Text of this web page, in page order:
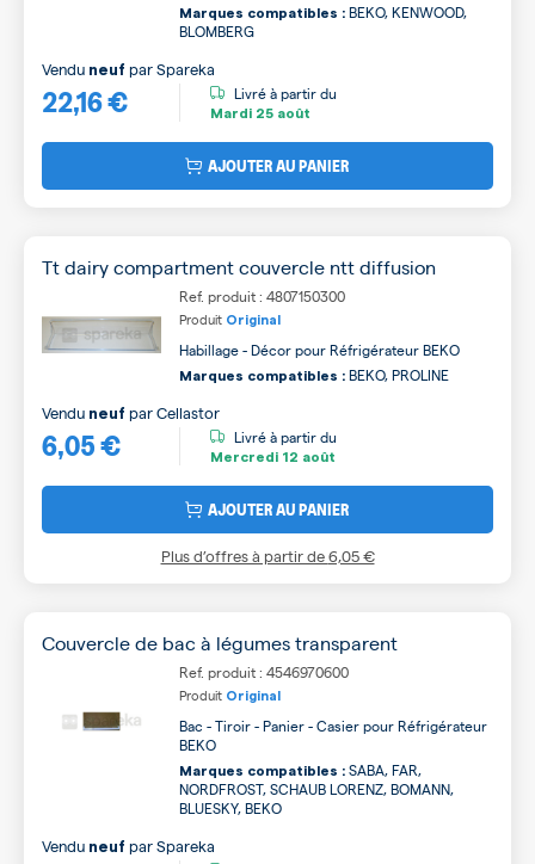
Marques compatibles : BEKO, KENWOOD,
BLOMBERG
22,16 €
Vendu neuf parSpareka
Livré à partir du
Mardi 25 août
AJOUTER AU PANIER
Tt dairy compartment couvercle ntt diffusion
Ref. produit : 4807150300
Produit Original
Habillage - Décor pour Réfrigérateur BEKO
Marques compatibles : BEKO, PROLINE
6,05 €
Vendu neuf parCellastor
Livré à partir du
Mercredi 12 août
AJOUTER AU PANIER
Plus d’offres à partir de6,05 €
Couvercle de bac à légumes transparent
Ref. produit : 4546970600
Produit Original
Bac - Tiroir - Panier - Casier pour Réfrigérateur
BEKO
Marques compatibles : SABA, FAR,
NORDFROST, SCHAUB LORENZ, BOMANN,
BLUESKY, BEKO
Vendu neuf parSpareka